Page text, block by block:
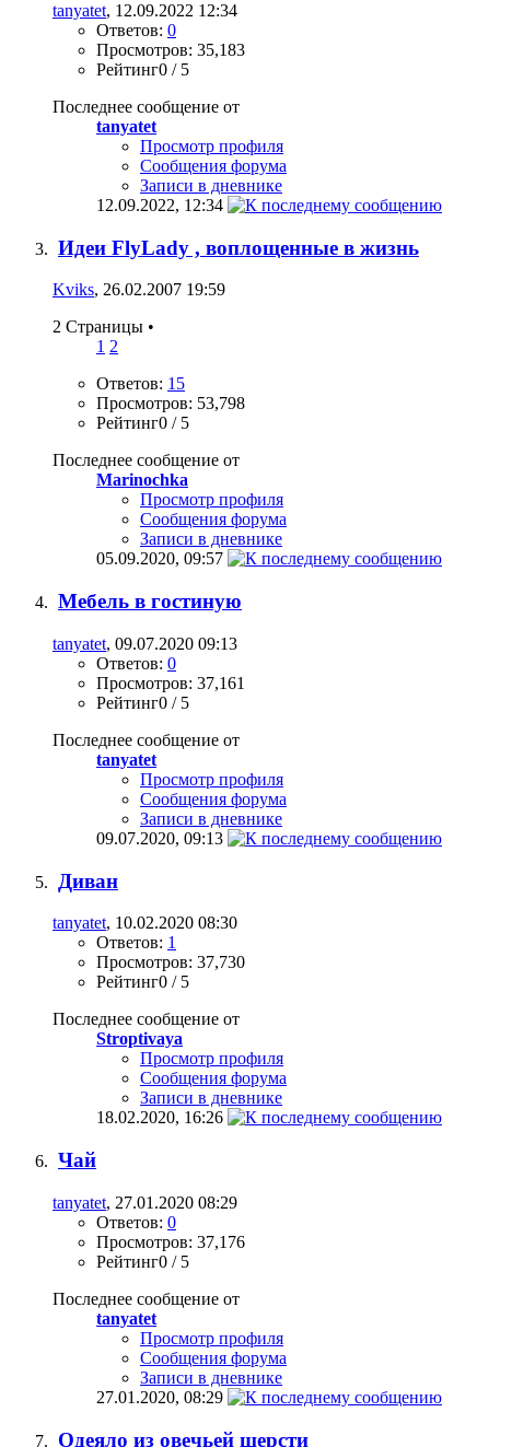
tanyatet, 12.09.2022 12:34
Ответов: 0
Просмотров: 35,183
Рейтинг0 / 5
Последнее сообщение от
tanyatet
Просмотр профиля
Сообщения форума
Записи в дневнике
12.09.2022, 12:34
Идеи FlyLady , воплощенные в жизнь
Kviks, 26.02.2007 19:59
2 Страницы •
1 2
Ответов: 15
Просмотров: 53,798
Рейтинг0 / 5
Последнее сообщение от
Marinochka
Просмотр профиля
Сообщения форума
Записи в дневнике
05.09.2020, 09:57
Мебель в гостиную
tanyatet, 09.07.2020 09:13
Ответов: 0
Просмотров: 37,161
Рейтинг0 / 5
Последнее сообщение от
tanyatet
Просмотр профиля
Сообщения форума
Записи в дневнике
09.07.2020, 09:13
Диван
tanyatet, 10.02.2020 08:30
Ответов: 1
Просмотров: 37,730
Рейтинг0 / 5
Последнее сообщение от
Stroptivaya
Просмотр профиля
Сообщения форума
Записи в дневнике
18.02.2020, 16:26
Чай
tanyatet, 27.01.2020 08:29
Ответов: 0
Просмотров: 37,176
Рейтинг0 / 5
Последнее сообщение от
tanyatet
Просмотр профиля
Сообщения форума
Записи в дневнике
27.01.2020, 08:29
Одеяло из овечьей шерсти